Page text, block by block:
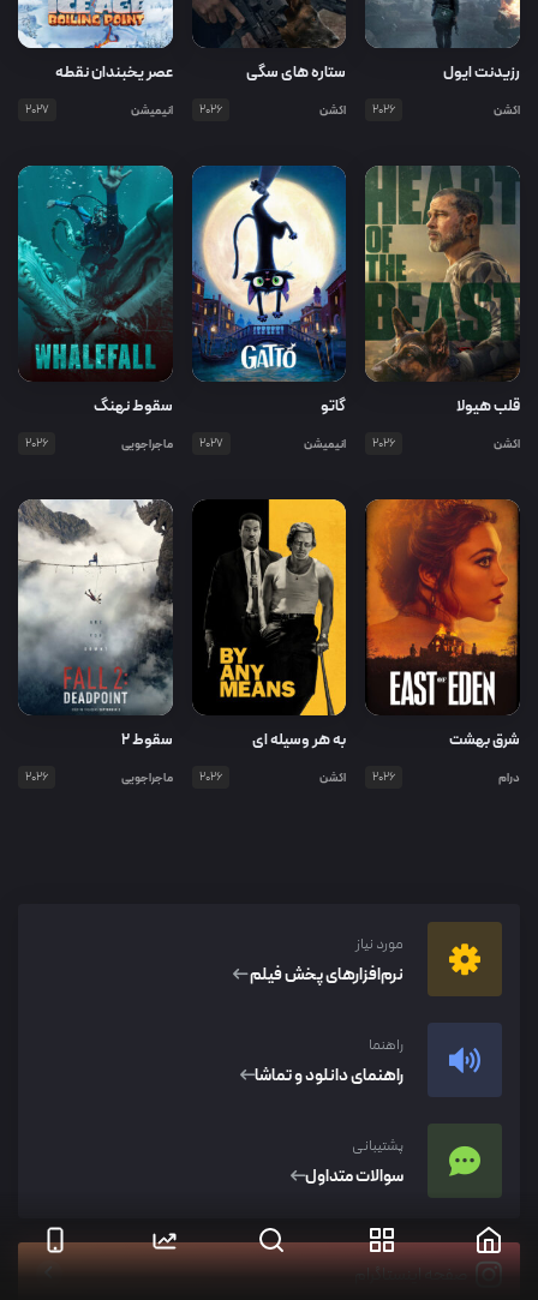
رزیدنت ایول
اکشن 2026
ستاره های سگی
اکشن 2026
عصر یخبندان نقطه
جوش
انیمیشن 2027
قلب هیولا
اکشن 2026
گاتو
انیمیشن 2027
سقوط نهنگ
ماجراجویی 2026
شرق بهشت
درام 2026
به هر وسیله ای
اکشن 2026
سقوط ۲
ماجراجویی 2026
مورد نیاز
نرم‌افزار‌های پخش فیلم
راهنما
راهنمای دانلود و تماشا
پشتیبانی
سوالات متداول
صفحه اینستاگرام